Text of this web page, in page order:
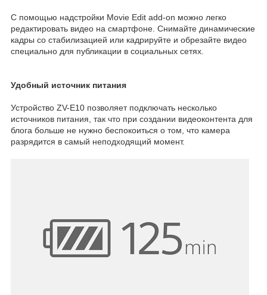
С помощью надстройки Movie Edit add-on можно легко
редактировать видео на смартфоне. Снимайте динамические
кадры со стабилизацией или кадрируйте и обрезайте видео
специально для публикации в социальных сетях.
Удобный источник питания
Устройство ZV-E10 позволяет подключать несколько
источников питания, так что при создании видеоконтента для
блога больше не нужно беспокоиться о том, что камера
разрядится в самый неподходящий момент.